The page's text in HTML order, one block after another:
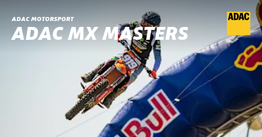
ADAC MOTORSPORT
ADAC MX MASTERS